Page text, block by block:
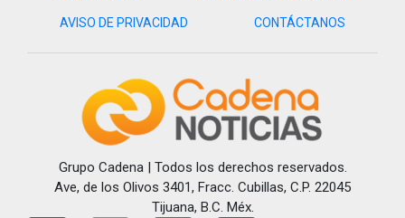
AVISO DE PRIVACIDAD CONTÁCTANOS
Grupo Cadena | Todos los derechos reservados.
Ave, de los Olivos 3401, Fracc. Cubillas, C.P. 22045
Tijuana, B.C. Méx.